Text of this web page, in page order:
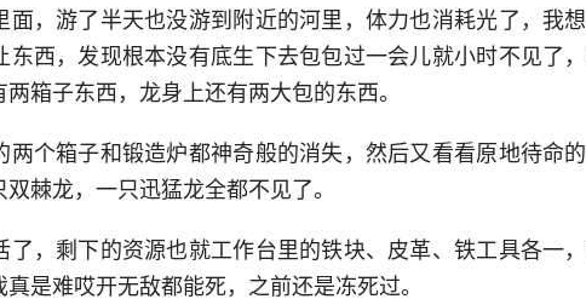
面，游了半天也没游到附近的河里，体力也消耗光了，我
东西，发现根本没有底生下去包包过一会儿就小时不见了
箱子东西，龙身上还有两大包的东西。
个箱子和锻造炉都神奇般的消失，然后又看看原地待命的
棘龙，一只迅猛龙全都不见了。
了，剩下的资源也就工作台里的铁块、皮革、铁工具各一
是难哎开无敌都能死，之前还是冻死过。